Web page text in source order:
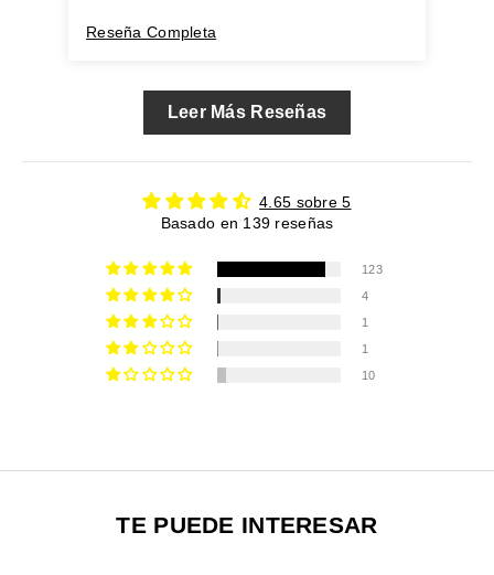
Reseña Completa
Leer Más Reseñas
4.65 sobre 5
Basado en 139 reseñas
123
4
1
1
10
TE PUEDE INTERESAR